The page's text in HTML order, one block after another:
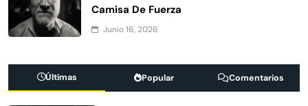
Camisa De Fuerza
Junio 16, 2026
Últimas Popular Comentarios